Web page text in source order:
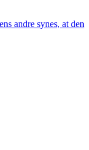
andre synes, at den